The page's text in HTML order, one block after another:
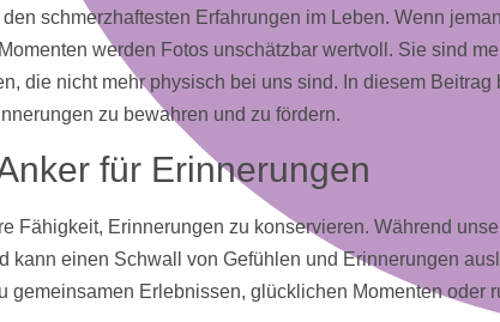
schmerzhaftesten Erfahrungen im Leben. Wenn
werden Fotos unschätzbar wertvoll. Sie sind
die nicht mehr physisch bei uns sind. In diesem
zu bewahren und zu fördern.
für Erinnerungen
Fähigkeit, Erinnerungen zu konservieren. Während
kann einen Schwall von Gefühlen und Erinnerungen
gemeinsamen Erlebnissen, glücklichen Momenten oder